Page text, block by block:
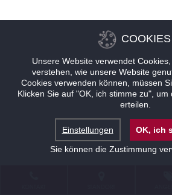
COOKIES
Unsere Website verwendet
verstehen, wie unsere Website
Cookies verwenden können, müssen
Klicken Sie auf "OK, ich stimme zu",
erteilen.
Einstellungen
OK, ich
Sie können die Zustimmung